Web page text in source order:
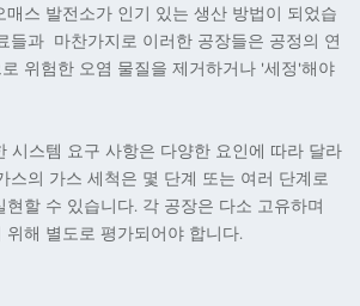
매스 발전소가 인기 있는 생산 방법이 되었습
들과 마찬가지로 이러한 공장들은 공정의 연
위험한 오염 물질을 제거하거나 '세정'해야
시스템 요구 사항은 다양한 요인에 따라 달라
스의 가스 세척은 몇 단계 또는 여러 단계로
현할 수 있습니다. 각 공장은 다소 고유하며
위해 별도로 평가되어야 합니다.